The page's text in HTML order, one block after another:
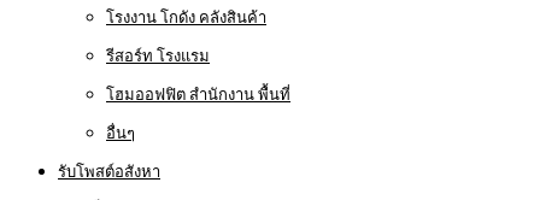
โรงงาน โกดัง คลังสินค้า
รีสอร์ท โรงแรม
โฮมออฟฟิต สำนักงาน พื้นที่
อื่นๆ
รับโพสต์อสังหา